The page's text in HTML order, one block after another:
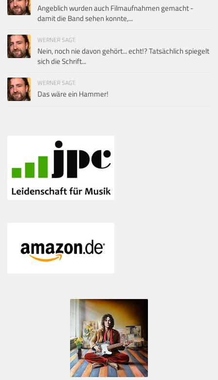
Angeblich wurden auch Filmaufnahmen gemacht -
damit die Band sehen konnte,...
WERNER SAGT:
Nein, noch nie davon gehört... echt!? Tatsächlich spiegelt
sich die Schrift...
WERNER SAGT:
Das wäre ein Hammer!